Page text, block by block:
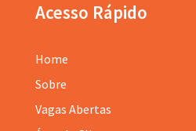
Acesso Rápido
Home
Sobre
Vagas Abertas